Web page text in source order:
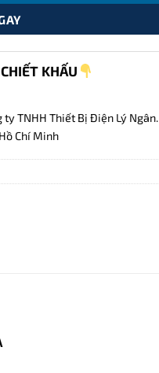
KHẤU
ty TNHH Thiết Bị Điện Lý Ngân.
Chí Minh